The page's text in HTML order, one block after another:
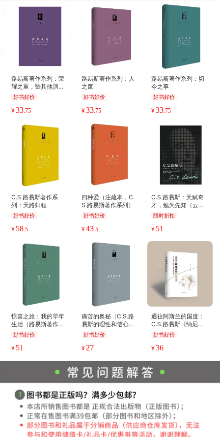
良善和快乐。这种良善远远超越了受造之物的水准，因为，
上帝降世为人，以“子”的身份顺服上帝，将生命永远交给上
帝，而这个生命是上帝出于父爱赐给独生爱子的。这种关系
正是人类应该效法的——伊甸乐园里面的人也的确效法了。
人以喜乐和对喜乐的顺服将造物主恩赐的意志交还给造物
主，他在哪里如此行，哪里就成为天堂，成为圣灵掌权的所
在。今天，身处这个世界，我们晓得，问题的关键是如何恢
复这种顺服。我们是并不完美、有待净化的受造之物，不仅
如此，在纽曼眼中，我们还是应当放下武器的背叛者。为什
么我们的医治是一个痛苦的过程？
路易斯著作系列：荣
耀之重，暨其他演讲
（C.S.路易斯名
著！）
路易斯著作系列：人
之废
路易斯著作系列：切
今之事
C.S.路易斯著作系
列：天路归程
四种爱（注疏本，C.
S.路易斯著作系列）
C.S.路易斯：天赋奇
才，勉为先知（云彩
集系列）麦格拉思